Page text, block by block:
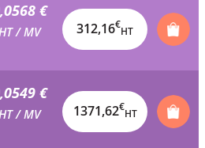
€
/ MV 312,16€
HT
€
/ MV 1371,62€
HT